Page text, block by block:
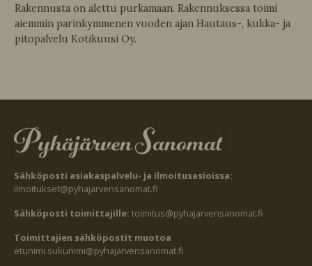
Rakennusta on alettu purkamaan. Rakennuksessa toimi
aiemmin parinkymmenen vuoden ajan Hautaus-, kukka- ja
pitopalvelu Kotikuusi Oy.
Sähköposti asiakaspalvelu- ja ilmoitusasioissa:
ilmoitukset@pyhajarvensanomat.fi
Sähköposti toimittajille: toimitus@pyhajarvensanomat.fi
Toimittajien sähköpostit muotoa
etunimi.sukunimi@pyhajarvensanomat.fi